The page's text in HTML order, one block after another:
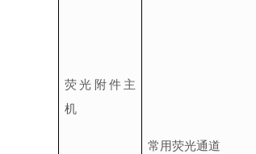
荧光附件主
机
常用荧光通道